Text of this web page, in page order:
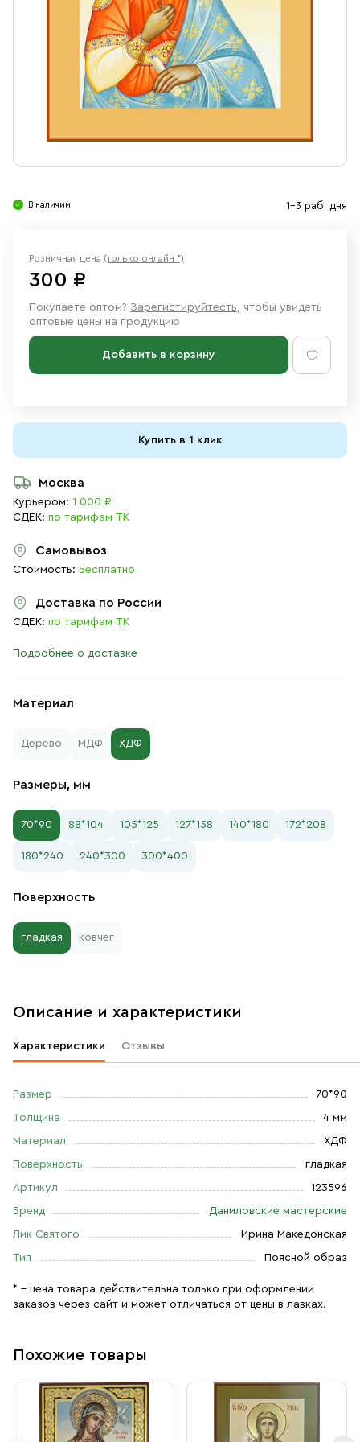
Ювелирные изделия
В наличии 1-3 раб. дня
Материал
Дерево МДФ ХДФ
Размеры, мм
70*90 88*104 105*125 127*158 140*180 172*208
180*240 240*300 300*400
Поверхность
гладкая ковчег
Розничная цена (только онлайн *)
300 ₽
Покупаете оптом? Зарегистируйтесть, чтобы увидеть
оптовые цены на продукцию
Добавить в корзину
Купить в 1 клик
Москва
Курьером: 1 000 ₽
СДЕК: по тарифам ТК
Самовывоз
Стоимость: Бесплатно
Доставка по России
СДЕК: по тарифам ТК
Подробнее о доставке
Описание и характеристики
Характеристики Отзывы
Размер 70*90
Толщина 4 мм
Материал ХДФ
Поверхность гладкая
Артикул 123596
Бренд Даниловские мастерские
Лик Святого Ирина Македонская
Тип Поясной образ
* – цена товара действительна только при оформлении
заказов через сайт и может отличаться от цены в лавках.
Похожие товары